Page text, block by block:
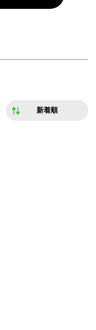
新着順